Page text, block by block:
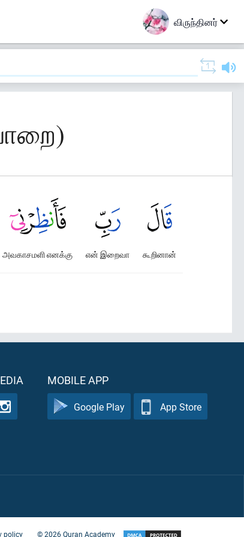
விருந்தினர்
கூறினான்
என் இறைவா
அவகாசமளி எனக்கு
MOBILE APP
Google Play App Store
policy ©2026Quran Academy